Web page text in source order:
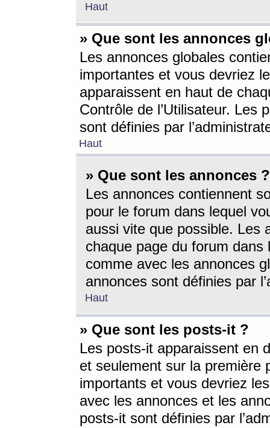
Haut
» Que sont les annonces
Les annonces globales
importantes et vous devriez
apparaissent en haut de
Contrôle de l’Utilisateur. Les
sont définies par
Haut
» Que sont les annonces ?
Les annonces contiennent
pour le forum dans lequel
aussi vite que possible. Les
chaque page du forum dans
comme avec les annonces
annonces sont définies par
Haut
» Que sont les posts-it ?
Les posts-it apparaissent en
et seulement sur la première
importants et vous devriez
avec les annonces et les
posts-it sont définies par